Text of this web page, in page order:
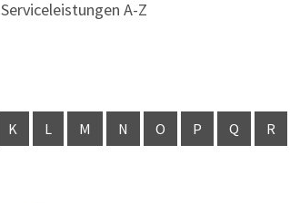
Serviceleistungen A-Z
K L M N O P Q R